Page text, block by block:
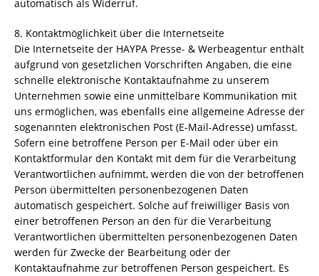
automatisch als Widerruf.
8. Kontaktmöglichkeit über die Internetseite
Die Internetseite der HAYPA Presse- & Werbeagentur enthält
aufgrund von gesetzlichen Vorschriften Angaben, die eine
schnelle elektronische Kontaktaufnahme zu unserem
Unternehmen sowie eine unmittelbare Kommunikation mit
uns ermöglichen, was ebenfalls eine allgemeine Adresse der
sogenannten elektronischen Post (E-Mail-Adresse) umfasst.
Sofern eine betroffene Person per E-Mail oder über ein
Kontaktformular den Kontakt mit dem für die Verarbeitung
Verantwortlichen aufnimmt, werden die von der betroffenen
Person übermittelten personenbezogenen Daten
automatisch gespeichert. Solche auf freiwilliger Basis von
einer betroffenen Person an den für die Verarbeitung
Verantwortlichen übermittelten personenbezogenen Daten
werden für Zwecke der Bearbeitung oder der
Kontaktaufnahme zur betroffenen Person gespeichert. Es